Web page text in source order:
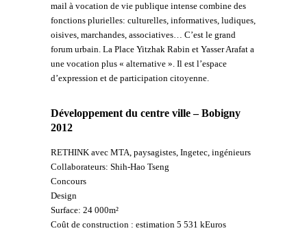
mail à vocation de vie publique intense combine des
fonctions plurielles: culturelles, informatives, ludiques,
oisives, marchandes, associatives… C’est le grand
forum urbain. La Place Yitzhak Rabin et Yasser Arafat a
une vocation plus « alternative ». Il est l’espace
d’expression et de participation citoyenne.
Développement du centre ville – Bobigny
2012
RETHINK avec MTA, paysagistes, Ingetec, ingénieurs
Collaborateurs: Shih-Hao Tseng
Concours
Design
Surface: 24 000m²
Coût de construction : estimation 5 531 kEuros